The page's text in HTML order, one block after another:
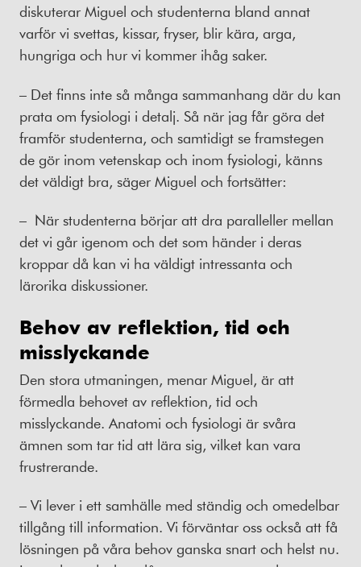
diskuterar Miguel och studenterna bland annat
varför vi svettas, kissar, fryser, blir kära, arga,
hungriga och hur vi kommer ihåg saker.
– Det finns inte så många sammanhang där du kan
prata om fysiologi i detalj. Så när jag får göra det
framför studenterna, och samtidigt se framstegen
de gör inom vetenskap och inom fysiologi, känns
det väldigt bra, säger Miguel och fortsätter:
– När studenterna börjar att dra paralleller mellan
det vi går igenom och det som händer i deras
kroppar då kan vi ha väldigt intressanta och
lärorika diskussioner.
Behov av reflektion, tid och
misslyckande
Den stora utmaningen, menar Miguel, är att
förmedla behovet av reflektion, tid och
misslyckande. Anatomi och fysiologi är svåra
ämnen som tar tid att lära sig, vilket kan vara
frustrerande.
– Vi lever i ett samhälle med ständig och omedelbar
tillgång till information. Vi förväntar oss också att få
lösningen på våra behov ganska snart och helst nu.